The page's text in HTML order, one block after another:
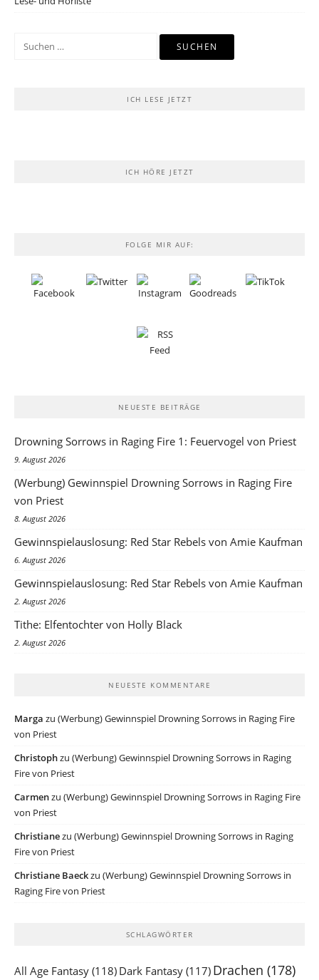
Suchen
ICH LESE JETZT
ICH HÖRE JETZT
FOLGE MIR AUF:
NEUESTE BEITRÄGE
Drowning Sorrows in Raging Fire 1: Feuervogel von Priest
9. August 2026
(Werbung) Gewinnspiel Drowning Sorrows in Raging Fire
von Priest
8. August 2026
Gewinnspielauslosung: Red Star Rebels von Amie Kaufman
6. August 2026
Gewinnspielauslosung: Red Star Rebels von Amie Kaufman
2. August 2026
Tithe: Elfentochter von Holly Black
2. August 2026
NEUESTE KOMMENTARE
Marga zu (Werbung) Gewinnspiel Drowning Sorrows in Raging Fire
von Priest
Christophzu (Werbung) Gewinnspiel Drowning Sorrows in Raging
Fire von Priest
Carmenzu (Werbung) Gewinnspiel Drowning Sorrows in Raging Fire
von Priest
Christianezu (Werbung) Gewinnspiel Drowning Sorrows in Raging
Fire von Priest
Christiane Baeckzu (Werbung) Gewinnspiel Drowning Sorrows in
Raging Fire von Priest
SCHLAGWÖRTER
All Age Fantasy (118) Dark Fantasy (117) Drachen (178)